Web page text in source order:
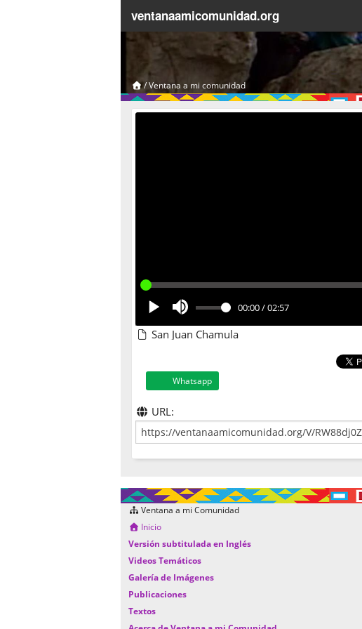
ventanaamicomunidad.org
/Ventana a mi comunidad
00:00/02:57
San Juan Chamula
Whatsapp
URL:
Ventana a mi Comunidad
Inicio
Versión subtitulada en Inglés
Videos Temáticos
Galería de Imágenes
Publicaciones
Textos